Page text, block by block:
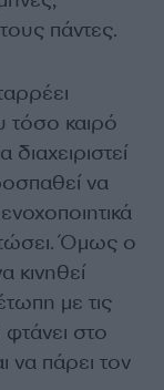
πάντες.
τόσο καιρό
να
Όμως ο
κινηθεί
με τις
στο
να πάρει τον